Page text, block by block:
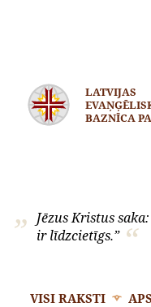
LATVIJAS
BAZNĪCA
Jēzus Kristus
ir līdzcietīgs.”
VISI RAKSTI